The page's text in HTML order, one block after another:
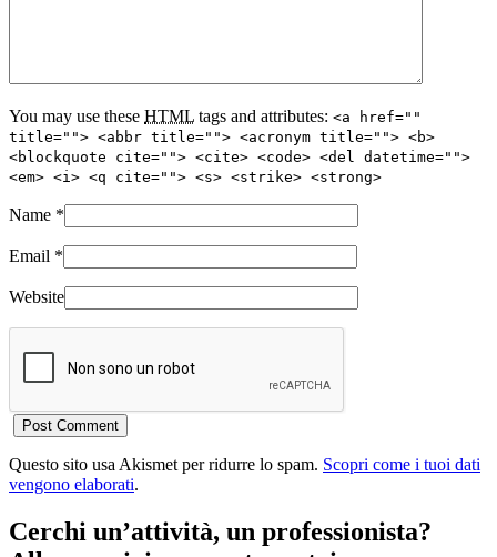
You may use these HTML tags and attributes: <a href=""
title=""> <abbr title=""> <acronym title=""> <b>
<blockquote cite=""> <cite> <code> <del datetime="">
<em> <i> <q cite=""> <s> <strike> <strong>
Name *
Email *
Website
Questo sito usa Akismet per ridurre lo spam. Scopri come i tuoi dati
vengono elaborati.
Cerchi un’attività, un professionista?